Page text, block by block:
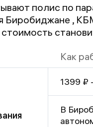
полис по
Биробиджане ,
Как
1399 ₽
В